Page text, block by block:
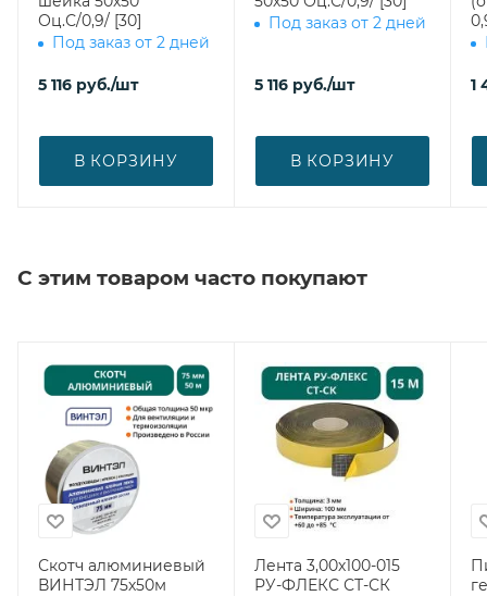
Оц.С/0,9/ [30]
Под заказ от 2 дней
5 116 руб./шт
В КОРЗИНУ
Под заказ от 2 дней
5 116 руб./шт
В КОРЗИНУ
1
С этим товаром часто покупают
Скотч алюминиевый
ВИНТЭЛ 75х50м
Лента 3,00х100-015
РУ-ФЛЕКС СТ-СК